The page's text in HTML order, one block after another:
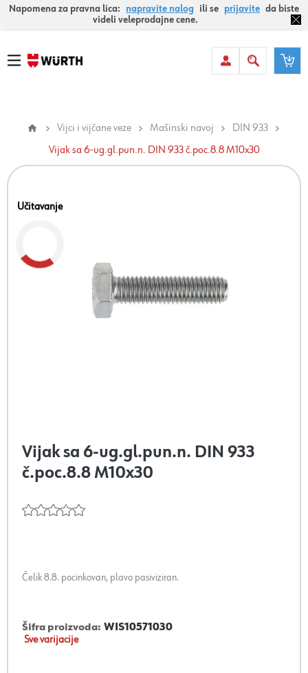
Napomena za pravna lica: napravite nalog ili se prijavite da biste
videli veleprodajne cene.
Vijci i vijčane veze Mašinski navoj
DIN 933
Vijak sa 6-ug.gl.pun.n. DIN 933 č.poc.8.8 M10x30
Učitavanje
Vijak sa 6-ug.gl.pun.n. DIN 933
č.poc.8.8 M10x30
Čelik 8.8. pocinkovan, plavo pasiviziran.
Šifra proizvoda: WIS10571030
Sve varijacije